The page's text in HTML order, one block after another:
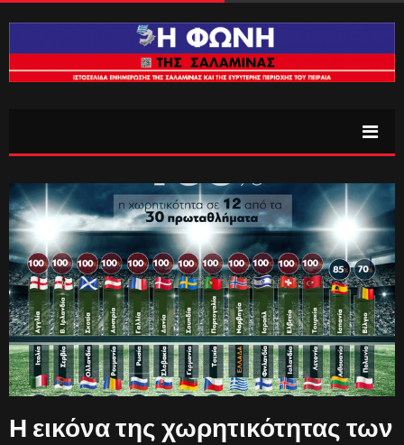
Η εικόνα της χωρητικότητας των